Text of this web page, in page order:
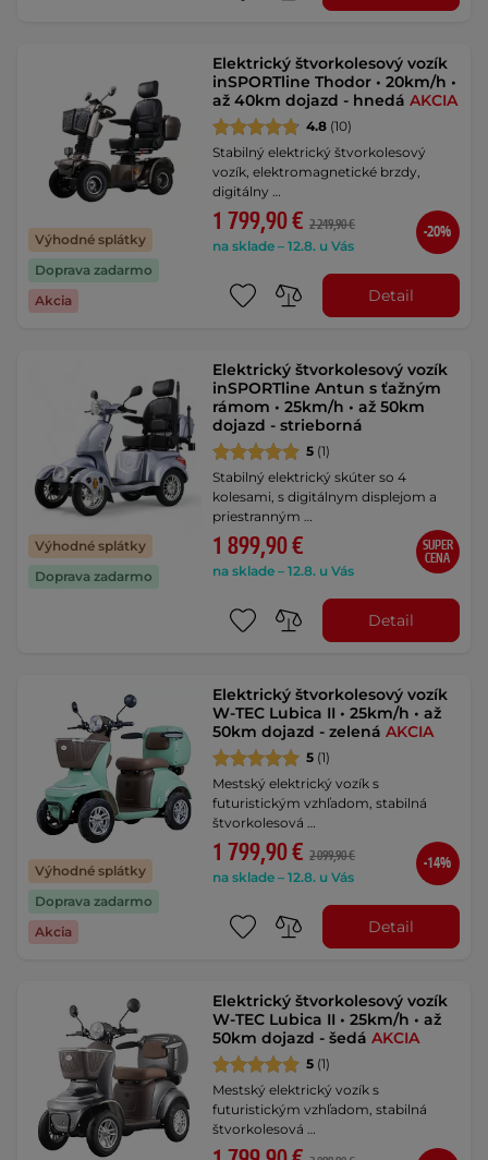
Výhodné splátky
Doprava zadarmo
Akcia
Elektrický štvorkolesový vozík
inSPORTline Thodor • 20km/h •
až 40km dojazd - hnedáAKCIA
4.8 (10)
Stabilný elektrický štvorkolesový
vozík, elektromagnetické brzdy,
digitálny …
1 799,90 € 2 249,90 €
na sklade – 12.8. u Vás
-20%
Detail
Výhodné splátky
Doprava zadarmo
Elektrický štvorkolesový vozík
inSPORTline Antun s ťažným
rámom • 25km/h • až 50km
dojazd - strieborná
5 (1)
Stabilný elektrický skúter so 4
kolesami, s digitálnym displejom a
priestranným …
1 899,90 €
na sklade – 12.8. u Vás
SUPER
CENA
Detail
Výhodné splátky
Doprava zadarmo
Akcia
Elektrický štvorkolesový vozík
W-TEC Lubica II • 25km/h • až
50km dojazd - zelenáAKCIA
5 (1)
Mestský elektrický vozík s
futuristickým vzhľadom, stabilná
štvorkolesová …
1 799,90 € 2 099,90 €
na sklade – 12.8. u Vás
-14%
Detail
Elektrický štvorkolesový vozík
W-TEC Lubica II • 25km/h • až
50km dojazd - šedáAKCIA
5 (1)
Mestský elektrický vozík s
futuristickým vzhľadom, stabilná
štvorkolesová …